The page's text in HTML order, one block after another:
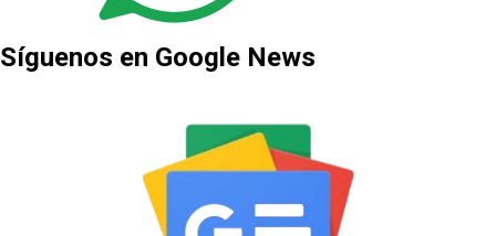
Síguenos en Google News